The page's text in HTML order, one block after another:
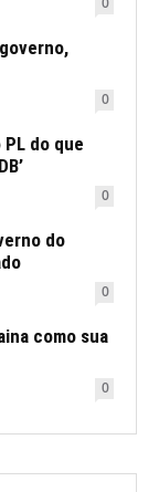
0
do que
0
do
0
como sua
0